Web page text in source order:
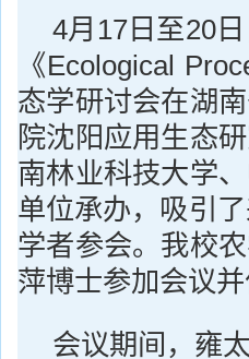
4月17日至20
《Ecological
态学研讨会在湖
院沈阳应用生态
南林业科技大学
单位承办，吸引
学者参会。我校
萍博士参加会议并
会议期间，雍